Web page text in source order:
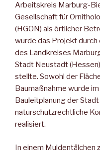
Arbeitskreis Marburg-
Gesellschaft für
(HGON) als örtlicher
wurde das Projekt
des Landkreises
Stadt Neustadt
stellte. Sowohl der
Baumaßnahme wurde
Bauleitpla­nung der
naturschutzrechtliche
realisiert.
In einem Muldentälchen